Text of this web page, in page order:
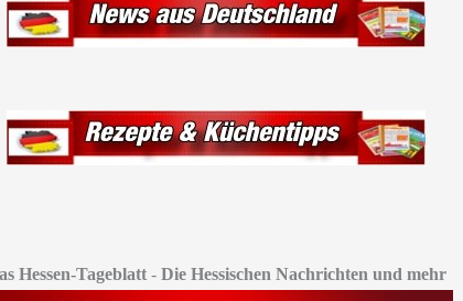
Hessen-Tageblatt - Die Hessischen Nachrichten und mehr